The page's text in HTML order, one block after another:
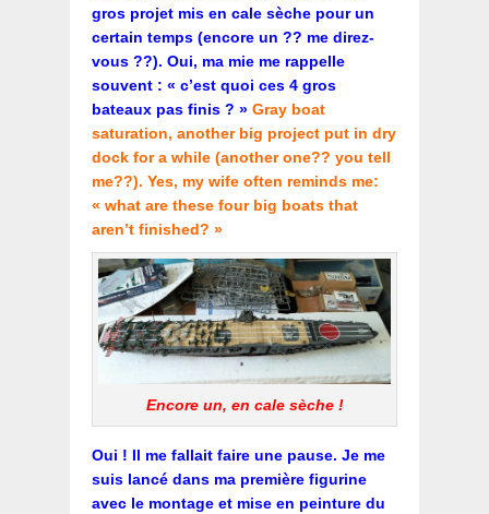
gros projet mis en cale sèche pour un
certain temps (encore un ?? me direz-
vous ??). Oui, ma mie me rappelle
souvent : « c’est quoi ces 4 gros
bateaux pas finis ? » Gray boat
saturation, another big project put in dry
dock for a while (another one?? you tell
me??). Yes, my wife often reminds me:
« what are these four big boats that
aren’t finished? »
Encore un, en cale sèche !
Oui ! Il me fallait faire une pause. Je me
suis lancé dans ma première figurine
avec le montage et mise en peinture du